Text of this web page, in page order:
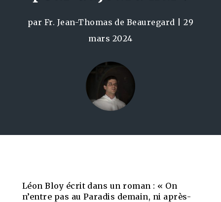
par Fr. Jean-Thomas de Beauregard |29
mars 2024
Léon Bloy écrit dans un roman : « On
n’entre pas au Paradis demain, ni après-